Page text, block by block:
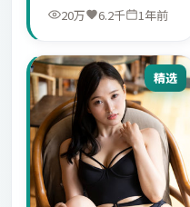
20万 6.2千 1年前
精选